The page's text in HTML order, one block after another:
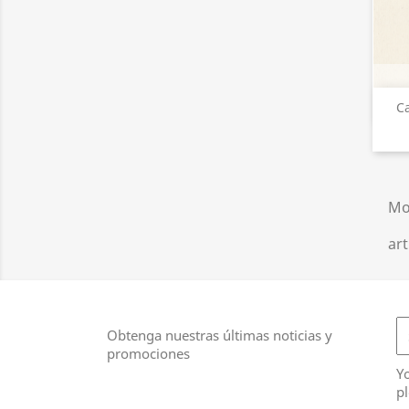
Obtenga nuestras últimas noticias y
promociones